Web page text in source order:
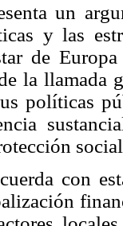
un
y las
de
la llamada
políticas
con